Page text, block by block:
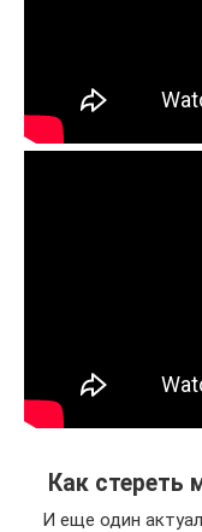
Как стереть
И еще один